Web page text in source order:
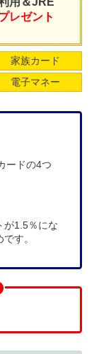
レゼント
家族カード
電子マネー
ードの4つ
が1.5％にな
す。